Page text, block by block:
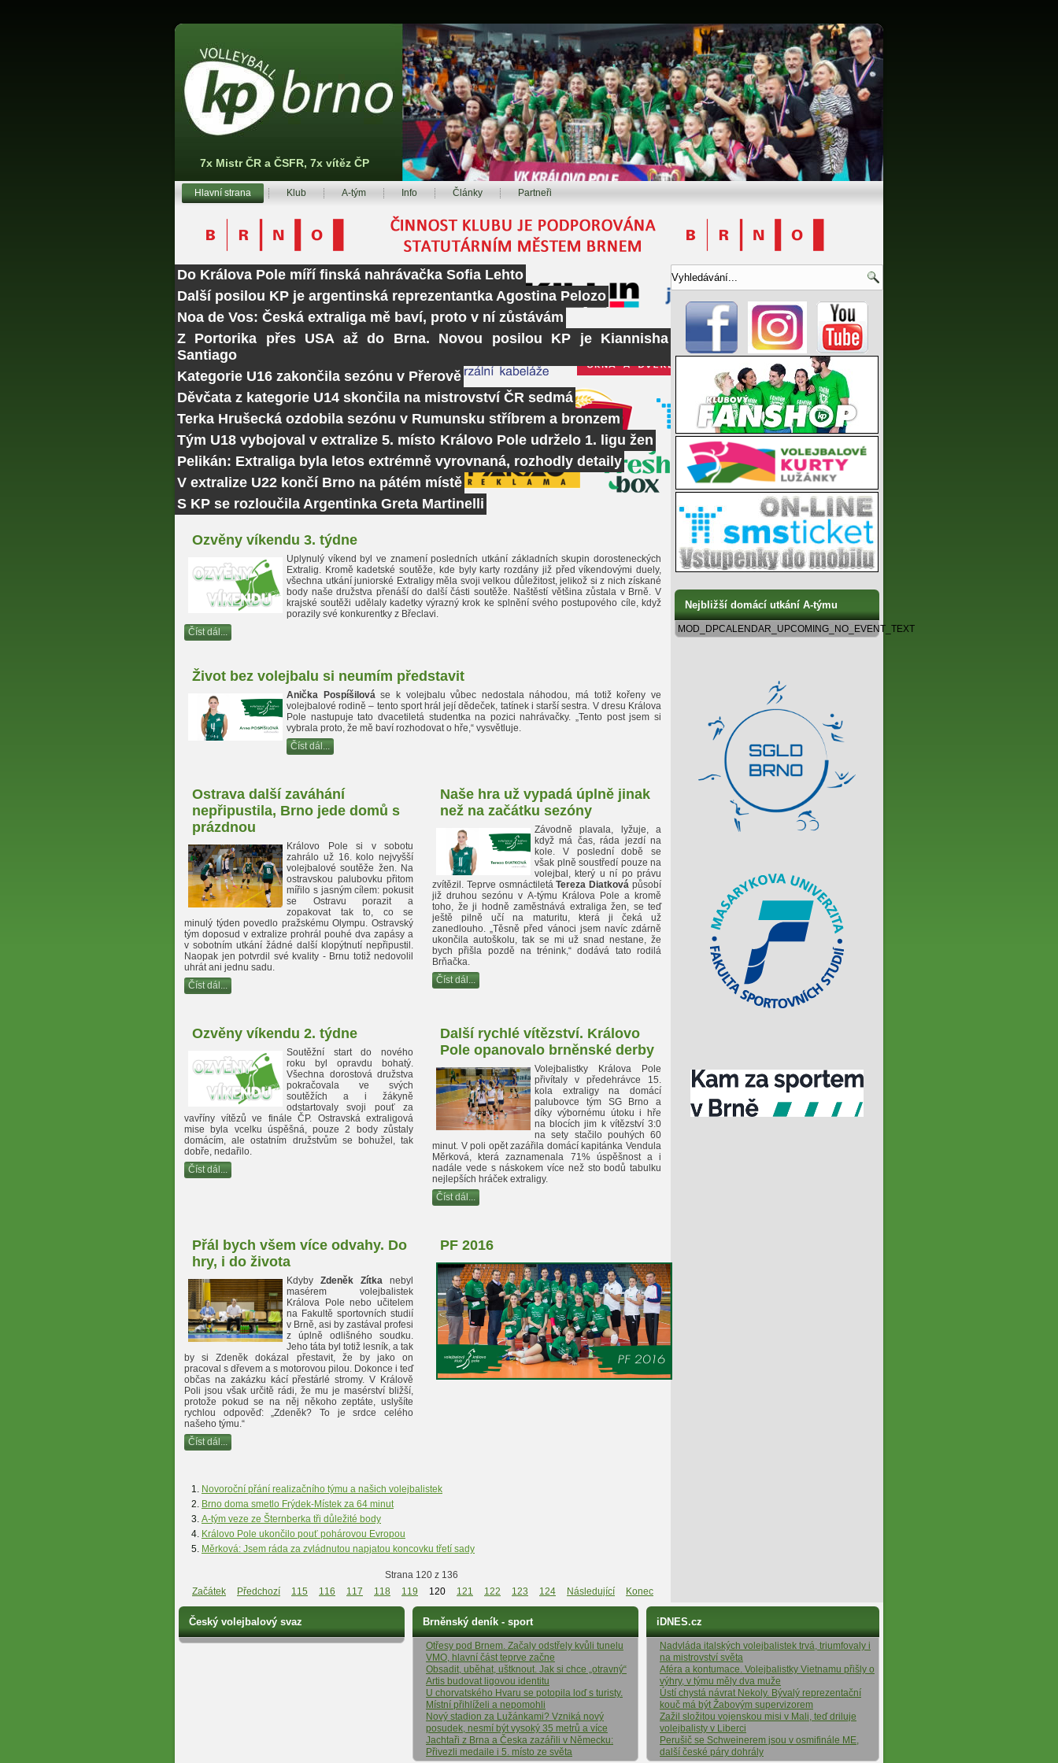
7x Mistr ČR a ČSFR, 7x vítěz ČP
Hlavní strana Klub A-tým Info Články Partneři
Do Králova Pole míří finská nahrávačka Sofia Lehto
Další posilou KP je argentinská reprezentantka Agostina Pelozo
Noa de Vos: Česká extraliga mě baví, proto v ní zůstávám
Z Portorika přes USA až do Brna. Novou posilou KP je Kiannisha
Santiago
Kategorie U16 zakončila sezónu v Přerově
Děvčata z kategorie U14 skončila na mistrovství ČR sedmá
Terka Hrušecká ozdobila sezónu v Rumunsku stříbrem a bronzem
Tým U18 vybojoval v extralize 5. místo Královo Pole udrželo 1. ligu žen
Pelikán: Extraliga byla letos extrémně vyrovnaná, rozhodly detaily
V extralize U22 končí Brno na pátém místě
S KP se rozloučila Argentinka Greta Martinelli
Ozvěny víkendu 3. týdne
Uplynulý víkend byl ve znamení posledních utkání základních skupin dorosteneckých
Extralig. Kromě kadetské soutěže, kde byly karty rozdány již před víkendovými duely,
všechna utkání juniorské Extraligy měla svoji velkou důležitost, jelikož si z nich získané
body naše družstva přenáší do další části soutěže. Naštěstí většina zůstala v Brně. V
krajské soutěži udělaly kadetky výrazný krok ke splnění svého postupového cíle, když
porazily své konkurentky z Břeclavi.
Číst dál...
Život bez volejbalu si neumím představit
Anička Pospíšilováse k volejbalu vůbec nedostala náhodou, má totiž kořeny ve
volejbalové rodině – tento sport hrál její dědeček, tatínek i starší sestra. V dresu Králova
Pole nastupuje tato dvacetiletá studentka na pozici nahrávačky. „Tento post jsem si
vybrala proto, že mě baví rozhodovat o hře,“ vysvětluje.
Číst dál...
Ostrava další zaváhání
nepřipustila, Brno jede domů s
prázdnou
Královo Pole si v sobotu
zahrálo už 16. kolo nejvyšší
volejbalové soutěže žen. Na
ostravskou palubovku přitom
mířilo s jasným cílem: pokusit
se Ostravu porazit a
zopakovat tak to, co se
minulý týden povedlo pražskému Olympu. Ostravský
tým doposud v extralize prohrál pouhé dva zapásy a
v sobotním utkání žádné další klopýtnutí nepřipustil.
Naopak jen potvrdil své kvality - Brnu totiž nedovolil
uhrát ani jednu sadu.
Číst dál...
Naše hra už vypadá úplně jinak
než na začátku sezóny
Závodně plavala, lyžuje, a
když má čas, ráda jezdí na
kole. V poslední době se
však plně soustředí pouze na
volejbal, který u ní po právu
zvítězil. Teprve osmnáctiletáTereza Diatková působí
již druhou sezónu v A-týmu Králova Pole a kromě
toho, že ji hodně zaměstnává extraliga žen, se teď
ještě pilně učí na maturitu, která ji čeká už
zanedlouho. „Těsně před vánoci jsem navíc zdárně
ukončila autoškolu, tak se mi už snad nestane, že
bych přišla pozdě na trénink,“ dodává tato rodilá
Brňačka.
Číst dál...
Ozvěny víkendu 2. týdne
Soutěžní start do nového
roku byl opravdu bohatý.
Všechna dorostová družstva
pokračovala ve svých
soutěžích a i žákyně
odstartovaly svoji pouť za
vavříny vítězů ve finále ČP. Ostravská extraligová
mise byla vcelku úspěšná, pouze 2 body zůstaly
domácím, ale ostatním družstvům se bohužel, tak
dobře, nedařilo.
Číst dál...
Další rychlé vítězství. Královo
Pole opanovalo brněnské derby
Volejbalistky Králova Pole
přivítaly v předehrávce 15.
kola extraligy na domácí
palubovce tým SG Brno a
díky výbornému útoku i hře
na blocích jim k vítězství 3:0
na sety stačilo pouhých 60
minut. V poli opět zazářila domácí kapitánka Vendula
Měrková, která zaznamenala 71% úspěšnost a i
nadále vede s náskokem více než sto bodů tabulku
nejlepších hráček extraligy.
Číst dál...
Přál bych všem více odvahy. Do
hry, i do života
Kdyby Zdeněk Zítka nebyl
masérem volejbalistek
Králova Pole nebo učitelem
na Fakultě sportovních studií
v Brně, asi by zastával profesi
z úplně odlišného soudku.
Jeho táta byl totiž lesník, a tak
by si Zdeněk dokázal přestavit, že by jako on
pracoval s dřevem a s motorovou pilou. Dokonce i teď
občas na zakázku kácí přestárlé stromy. V Králově
Poli jsou však určitě rádi, že mu je masérství bližší,
protože pokud se na něj někoho zeptáte, uslyšíte
rychlou odpověď: „Zdeněk? To je srdce celého
našeho týmu.“
Číst dál...
PF 2016
Novoroční přání realizačního týmu a našich volejbalistek
Brno doma smetlo Frýdek-Místek za 64 minut
A-tým veze ze Šternberka tři důležité body
Královo Pole ukončilo pouť pohárovou Evropou
Měrková: Jsem ráda za zvládnutou napjatou koncovku třetí sady
Strana 120 z 136
Začátek
Předchozí 115 116 117 118 119 120 121 122 123 124 Následující Konec
Nejbližší domácí utkání A-týmu
MOD_DPCALENDAR_UPCOMING_NO_EVENT_TEXT
Český volejbalový svaz Brněnský deník - sport
Otřesy pod Brnem. Začaly odstřely kvůli tunelu
VMO, hlavní část teprve začne
Obsadit, uběhat, uštknout. Jak si chce „otravný“
Artis budovat ligovou identitu
U chorvatského Hvaru se potopila loď s turisty.
Místní přihlíželi a nepomohli
Nový stadion za Lužánkami? Vzniká nový
posudek, nesmí být vysoký 35 metrů a více
Jachtaři z Brna a Česka zazářili v Německu:
Přivezli medaile i 5. místo ze světa
iDNES.cz
Nadvláda italských volejbalistek trvá, triumfovaly i
na mistrovství světa
Aféra a kontumace. Volejbalistky Vietnamu přišly o
výhry, v týmu měly dva muže
Ústí chystá návrat Nekoly. Bývalý reprezentační
kouč má být Žabovým supervizorem
Zažil složitou vojenskou misi v Mali, teď driluje
volejbalisty v Liberci
Perušič se Schweinerem jsou v osmifinále ME,
další české páry dohrály